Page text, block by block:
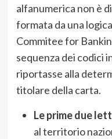
alfanumerica non è
formata da una
Commitee for
sequenza dei codici
riportasse alla
titolare della carta.
Le prime due
al territorio